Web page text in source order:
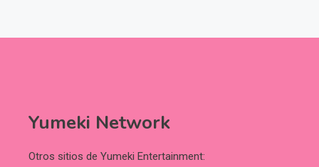
Yumeki Network
Otros sitios de Yumeki Entertainment: